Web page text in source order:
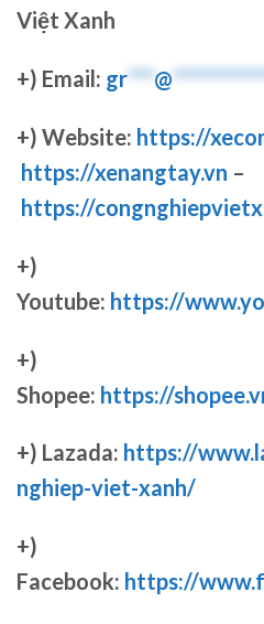
Việt Xanh
+) Email: gr***@
+) Website: https://
https://xenangtay.vn –
https://
+)
Youtube: https://
+)
Shopee: https://
+) Lazada: https://
nghiep-viet-xanh/
+)
Facebook: https://